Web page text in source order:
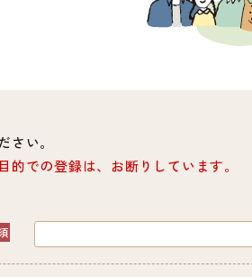
さい。
的での登録は、お断りしています。